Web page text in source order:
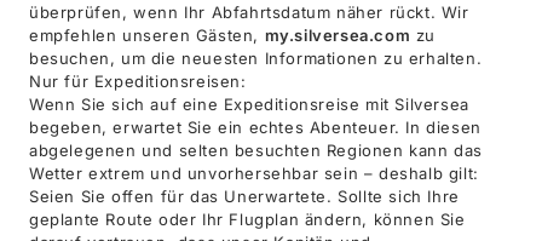
überprüfen, wenn Ihr Abfahrtsdatum näher rückt. Wir
empfehlen unseren Gästen, my.silversea.com zu
besuchen, um die neuesten Informationen zu erhalten.
Nur für Expeditionsreisen:
Wenn Sie sich auf eine Expeditionsreise mit Silversea
begeben, erwartet Sie ein echtes Abenteuer. In diesen
abgelegenen und selten besuchten Regionen kann das
Wetter extrem und unvorhersehbar sein – deshalb gilt:
Seien Sie offen für das Unerwartete. Sollte sich Ihre
geplante Route oder Ihr Flugplan ändern, können Sie